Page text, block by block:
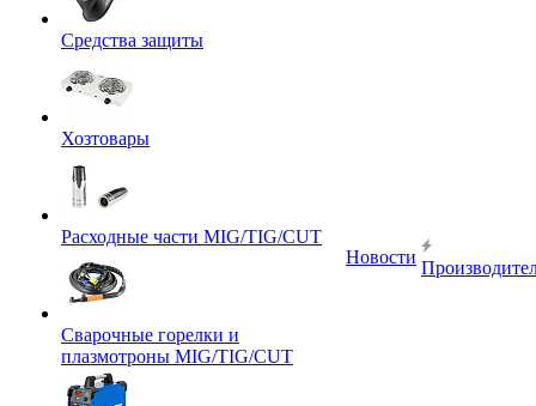
Средства защиты
Хозтовары
Расходные части MIG/TIG/CUT
Сварочные горелки и
плазмотроны MIG/TIG/CUT
Новости